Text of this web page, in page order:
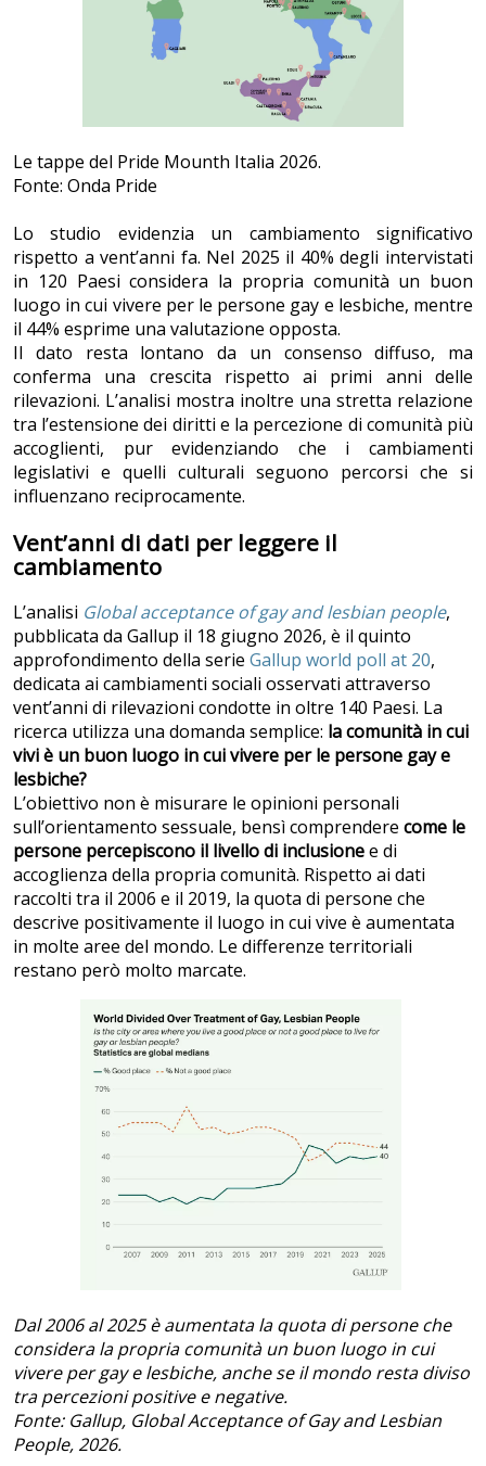
Le tappe del Pride Mounth Italia 2026.
Fonte: Onda Pride
Lo studio evidenzia un cambiamento significativo
rispetto a vent’anni fa. Nel 2025 il 40% degli intervistati
in 120 Paesi considera la propria comunità un buon
luogo in cui vivere per le persone gay e lesbiche, mentre
il 44% esprime una valutazione opposta.
Il dato resta lontano da un consenso diffuso, ma
conferma una crescita rispetto ai primi anni delle
rilevazioni. L’analisi mostra inoltre una stretta relazione
tra l’estensione dei diritti e la percezione di comunità più
accoglienti, pur evidenziando che i cambiamenti
legislativi e quelli culturali seguono percorsi che si
influenzano reciprocamente.
Vent’anni di dati per leggere il
cambiamento
L’analisi Global acceptance of gay and lesbian people,
pubblicata da Gallup il 18 giugno 2026, è il quinto
approfondimento della serie Gallup world poll at 20,
dedicata ai cambiamenti sociali osservati attraverso
vent’anni di rilevazioni condotte in oltre 140 Paesi. La
ricerca utilizza una domanda semplice: la comunità in cui
vivi è un buon luogo in cui vivere per le persone gay e
lesbiche?
L’obiettivo non è misurare le opinioni personali
sull’orientamento sessuale, bensì comprendere come le
persone percepiscono il livello di inclusionee di
accoglienza della propria comunità. Rispetto ai dati
raccolti tra il 2006 e il 2019, la quota di persone che
descrive positivamente il luogo in cui vive è aumentata
in molte aree del mondo. Le differenze territoriali
restano però molto marcate.
Dal 2006 al 2025 è aumentata la quota di persone che
considera la propria comunità un buon luogo in cui
vivere per gay e lesbiche, anche se il mondo resta diviso
tra percezioni positive e negative.
Fonte: Gallup, Global Acceptance of Gay and Lesbian
People, 2026.